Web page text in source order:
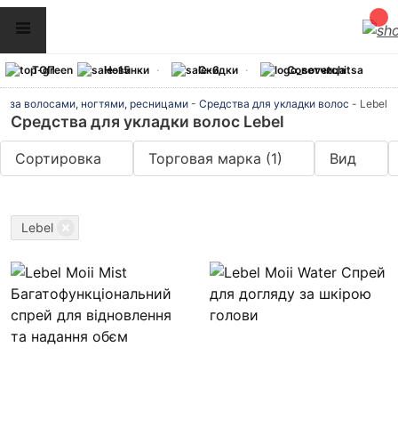
ТОП Новинки Скидки Советчица
за волосами, ногтями, ресницами - Средства для укладки волос - Lebel
Средства для укладки волос Lebel
Сортировка Торговая марка (1) Вид
Lebel